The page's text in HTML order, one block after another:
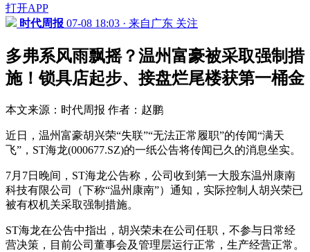
打开APP
时代周报 07-08 18:03 · 来自广东 关注
多弗系风雨飘摇？温州富豪被采取强制措
施！锁具店起步、接盘烂尾楼获第一桶金
本文来源：时代周报 作者：赵鹏
近日，温州富豪胡兴荣“失联”“无法正常履职”的传闻“满天
飞”，ST海龙(000677.SZ)的一纸公告将传闻已久的消息坐实。
7月7日晚间，ST海龙公告称，公司收到第一大股东温州康南
科技有限公司（下称“温州康南”）通知，实际控制人胡兴荣已
被有权机关采取强制措施。
ST海龙在公告中指出，胡兴荣未在公司任职，不参与日常经
营决策，目前公司董事会及管理层运行正常，生产经营正常。